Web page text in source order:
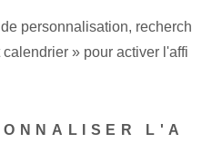
personnalisation, recherch
» pour activer l'affi
L'A